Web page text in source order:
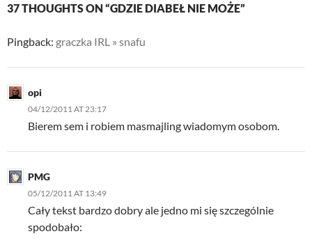
37 THOUGHTS ON “GDZIE DIABEŁ NIE MOŻE”
Pingback: graczka IRL » snafu
opi
04/12/2011 AT 23:17
Bierem sem i robiem masmajling wiadomym osobom.
PMG
05/12/2011 AT 13:49
Cały tekst bardzo dobry ale jedno mi się szczególnie
spodobało: